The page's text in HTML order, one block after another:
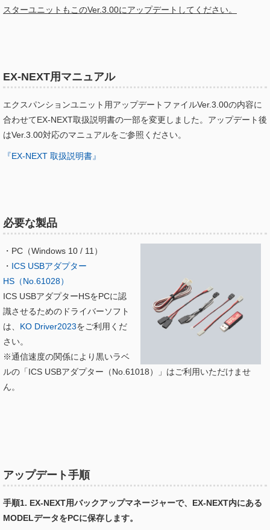
スターユニットもこのVer.3.00にアップデートしてください。
EX-NEXT用マニュアル
エクスパンションユニット用アップデートファイルVer.3.00の内容に
合わせてEX-NEXT取扱説明書の一部を変更しました。アップデート後
はVer.3.00対応のマニュアルをご参照ください。
『EX-NEXT 取扱説明書』
必要な製品
・PC（Windows 10 / 11）
・ ICS USBアダプター
HS（No.61028）
ICS USBアダプターHSをPCに認
識させるためのドライバーソフト
は、 KO Driver2023をご利用くだ
さい。
※通信速度の関係により黒いラベ
ルの「ICS USBアダプター（No.61018）」はご利用いただけませ
ん。
アップデート手順
手順1. EX-NEXT用バックアップマネージャーで、EX-NEXT内にある
MODELデータをPCに保存します。